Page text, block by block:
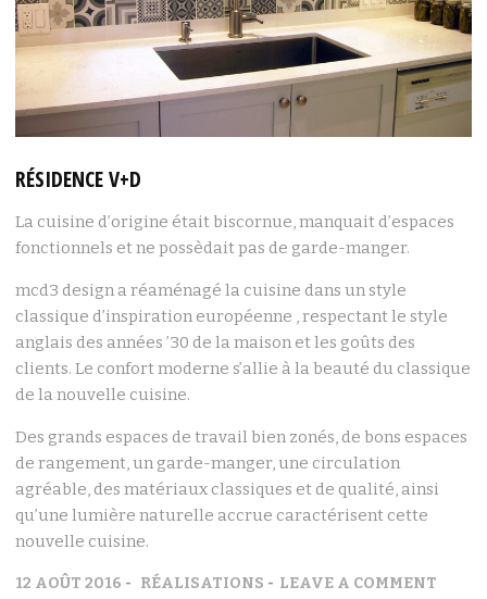
RÉSIDENCE V+D
La cuisine d’origine était biscornue, manquait d’espaces
fonctionnels et ne possèdait pas de garde-manger.
mcd3 design a réaménagé la cuisine dans un style
classique d’inspiration européenne , respectant le style
anglais des années ’30 de la maison et les goûts des
clients. Le confort moderne s’allie à la beauté du classique
de la nouvelle cuisine.
Des grands espaces de travail bien zonés, de bons espaces
de rangement, un garde-manger, une circulation
agréable, des matériaux classiques et de qualité, ainsi
qu’une lumière naturelle accrue caractérisent cette
nouvelle cuisine.
12 AOÛT 2016 RÉALISATIONS LEAVE A COMMENT